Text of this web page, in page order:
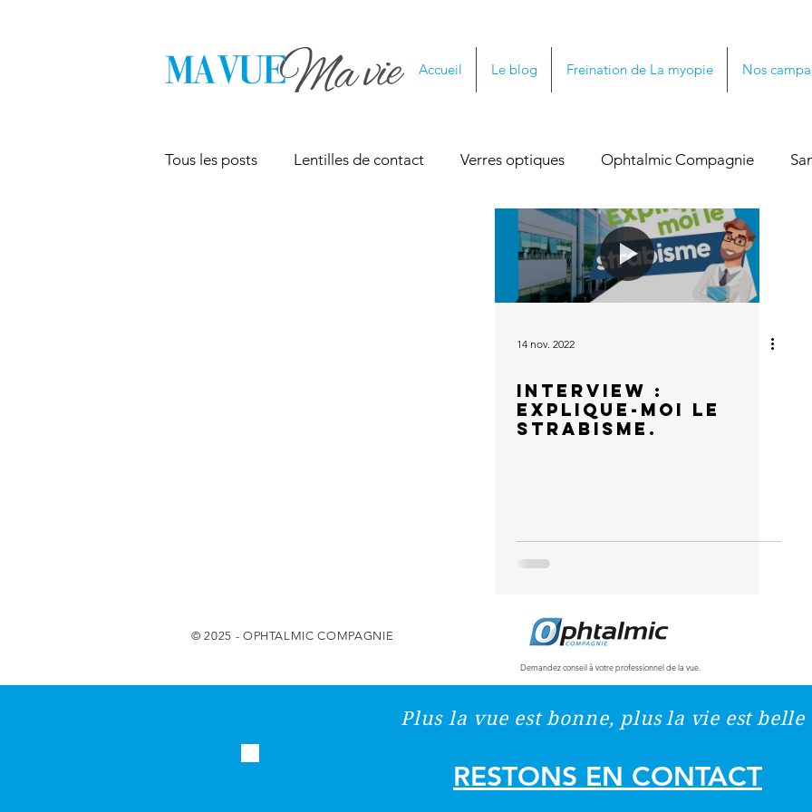
Accueil Le blog Freination de La myopie Nos
Tous les posts Lentilles de contact Verres optiques Ophtalmic Compagnie
Enfants Faits visuels Fatigue Visuelle
14 nov. 2022
Interview :
Explique-moi le
strabisme.
© 2025 - OPHTALMIC COMPAGNIE
Demandez conseil à votre professionnel de la vue.
Plus la vue est bonne, plus la vie est belle
RESTONS EN CONTACT